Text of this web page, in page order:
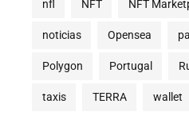
nfl NFT NFT
noticias Opensea
Polygon Portugal
taxis TERRA wallet